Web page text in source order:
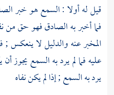
قيل له أولا : السمع هو خبر
فما أخبر به الصادق فهو حق من
المخبر عنه والدليل لا ينعكس
عليه فما لم يرد به السمع يجوز
يرد به السمع ; إذا لم يكن نفاه